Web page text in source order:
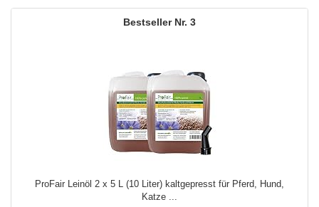
3
ProFair Leinöl 2 x 5 L (10 Liter) kaltgepresst für Pferd, Hund,
Katze ...